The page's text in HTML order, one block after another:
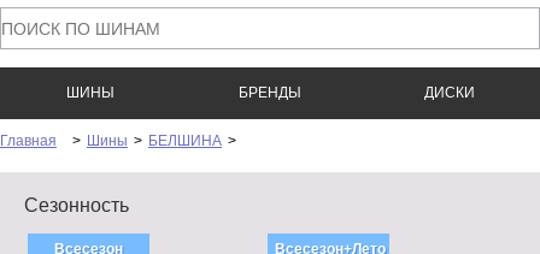
ШИНЫ БРЕНДЫ ДИСКИ
Главная > Шины > БЕЛШИНА >
Сезонность